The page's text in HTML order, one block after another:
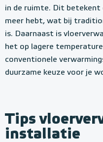
in de ruimte. Dit betekent
meer hebt, wat bij
is. Daarnaast is
het op lagere
conventionele
duurzame keuze voor je
Tips
installatie